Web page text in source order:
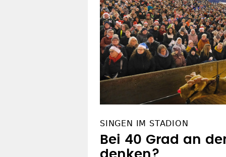
SINGEN IM STADION
Bei 40 Grad an